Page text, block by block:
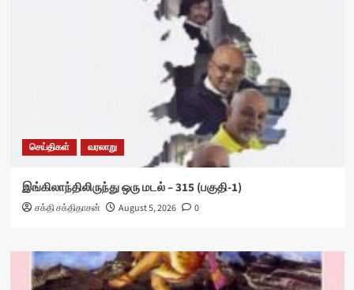
செய்திகள் வரலாறு
இங்கிலாந்திலிருந்து ஒரு மடல் – 315 (பகுதி-1)
சக்தி சக்திதாசன் August 5, 2026 0